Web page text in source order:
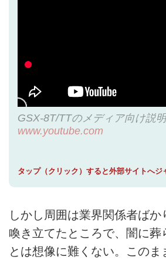
GSX-8T/TTのメディア向け説
www.youtube.com
タップ（クリック）すると外部サイトへジ
しかし周囲は業界関係者ば
喚き立てたところで、闇に葬
とは想像に難くない。このま